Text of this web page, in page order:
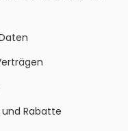
Rabatte